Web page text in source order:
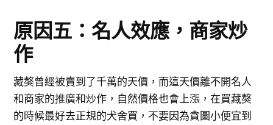
原因五：名人效應，商家炒
作
藏獒曾經被賣到了千萬的天價，而這天價離不開名人
和商家的推廣和炒作，自然價格也會上漲，在買藏獒
的時候最好去正規的犬舍買，不要因為貪圖小便宜到